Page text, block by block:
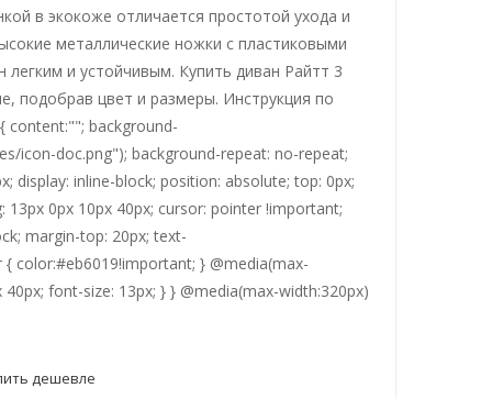
в экокоже отличается простотой ухода и
металлические ножки с пластиковыми
и устойчивым. Купить диван Райтт 3
подобрав цвет и размеры. Инструкция по
content:""; background-
icon-doc.png"); background-repeat: no-repeat;
display: inline-block; position: absolute; top: 0px;
13px 0px 10px 40px; cursor: pointer !important;
margin-top: 20px; text-
color:#eb6019!important; } @media(max-
font-size: 13px; } } @media(max-width:320px)
дешевле